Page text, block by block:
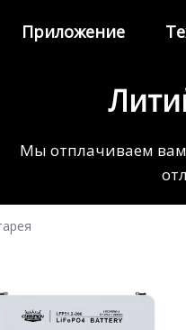
Приложение
Мы отплачиваем вам